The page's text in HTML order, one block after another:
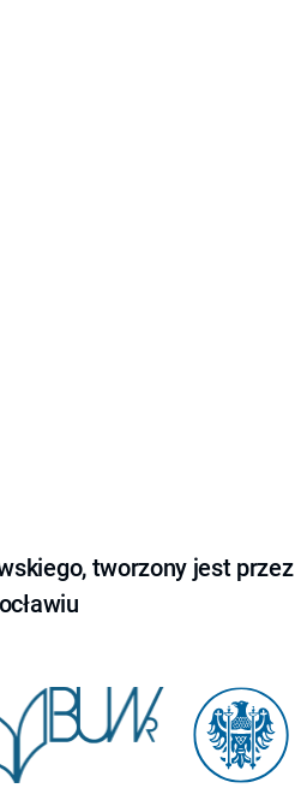
tworzony jest przez